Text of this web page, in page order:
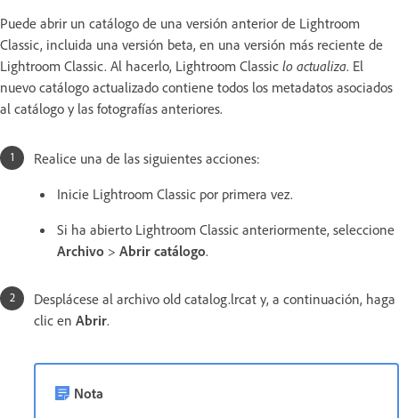
Puede abrir un catálogo de una versión anterior de Lightroom
Classic, incluida una versión beta, en una versión más reciente de
Lightroom Classic. Al hacerlo, Lightroom Classic lo actualiza. El
nuevo catálogo actualizado contiene todos los metadatos asociados
al catálogo y las fotografías anteriores.
Realice una de las siguientes acciones:
Inicie Lightroom Classic por primera vez.
Si ha abierto Lightroom Classic anteriormente, seleccione
Archivo > Abrir catálogo.
Desplácese al archivo old catalog.lrcat y, a continuación, haga
clic en Abrir.
Nota